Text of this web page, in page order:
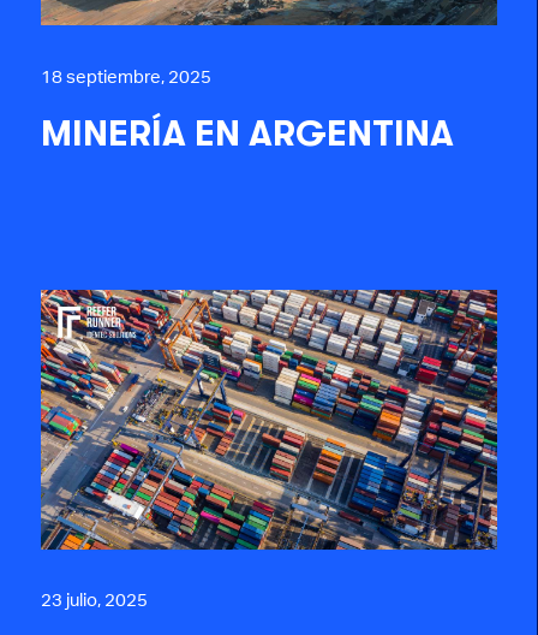
18 septiembre, 2025
MINERÍA EN ARGENTINA
23 julio, 2025